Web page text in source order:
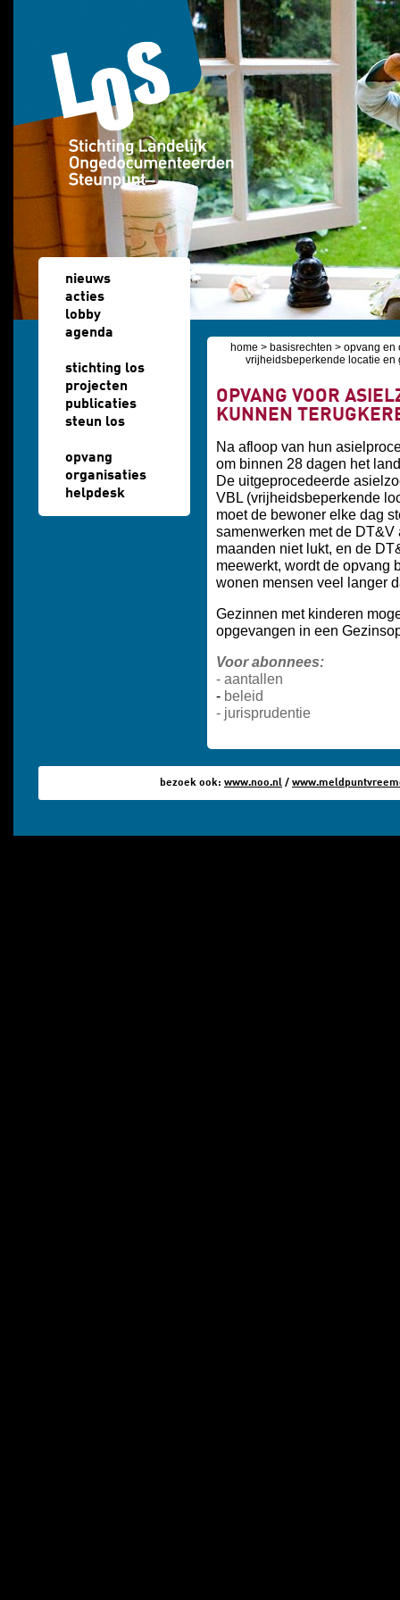
Overslaan en naar de algemene inhoud gaan
nieuws
acties
lobby
agenda
stichting los
projecten
publicaties
steun los
opvang
organisaties
helpdesk
u bent hier
home > basisrechten > opvang en
vrijheidsbeperkende locatie en
OPVANG VOOR
KUNNEN
Na afloop van hun
om binnen 28 dagen het
De uitgeprocedeerde
VBL (vrijheidsbeperkende
moet de bewoner elke dag
samenwerken met de
maanden niet lukt, en de
meewerkt, wordt de opvang
wonen mensen veel langer
Gezinnen met kinderen
opgevangen in een
Voor abonnees:
- aantallen
- beleid
- jurisprudentie
bezoek ook: www.noo.nl /